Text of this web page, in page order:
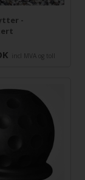
-
incl MVA og toll